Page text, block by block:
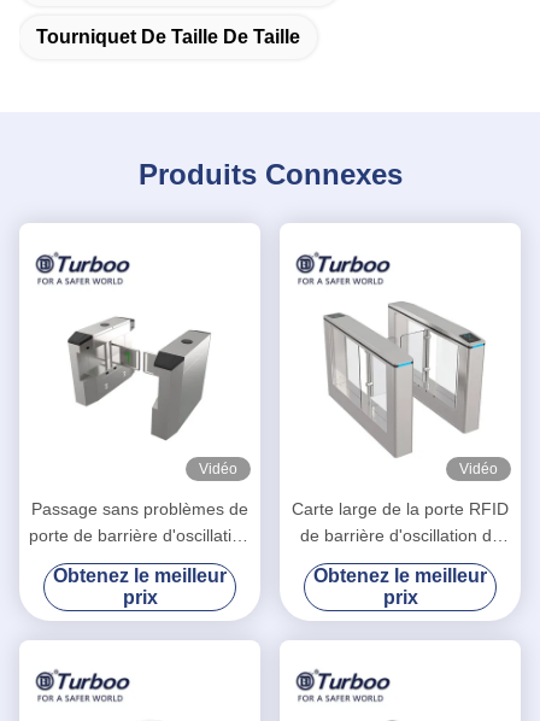
Tourniquet De Taille De Taille
Produits Connexes
Vidéo
Passage sans problèmes de
porte de barrière d'oscillation
de coupe de laser pour des
parcs d'attractions
Obtenez le meilleur
prix
Vidéo
Carte large de la porte RFID
de barrière d'oscillation du
tourniquet 1100mm 30w
SUS304 de ruelle pour
l'handicap
Obtenez le meilleur
prix